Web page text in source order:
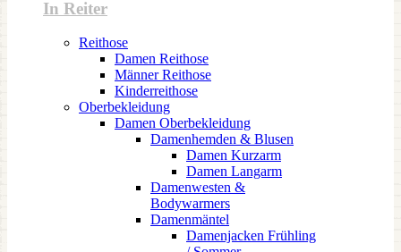
In Reiter
Reithose
Damen Reithose
Männer Reithose
Kinderreithose
Oberbekleidung
Damen Oberbekleidung
Damenhemden & Blusen
Damen Kurzarm
Damen Langarm
Damenwesten &
Bodywarmers
Damenmäntel
Damenjacken Frühling